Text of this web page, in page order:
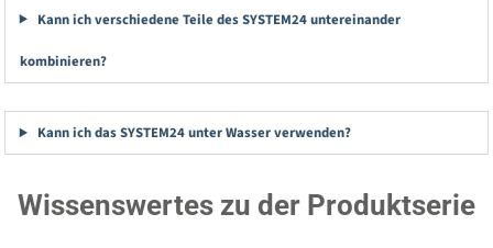
Kann ich verschiedene Teile des SYSTEM24 untereinander
kombinieren?
Kann ich das SYSTEM24 unter Wasser verwenden?
Wissenswertes zu der Produktserie